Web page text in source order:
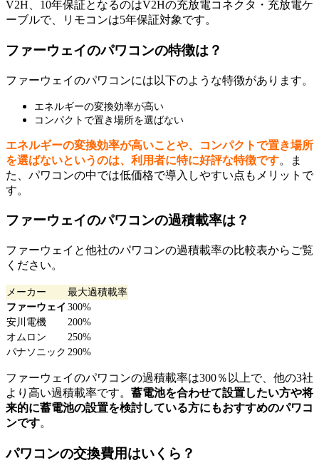
V2H、10年保証となるのはV2Hの充放電コネクタ・充放電ケ
ーブルで、リモコンは5年保証対象です。
ファーウェイのパワコンの特徴は？
ファーウェイのパワコンには以下のような特徴があります。
エネルギーの変換効率が高い
コンパクトで置き場所を選ばない
エネルギーの変換効率が高いことや、コンパクトで置き場所
を選ばないというのは、利用者に特に好評な特徴です。ま
た、パワコンの中では低価格で導入しやすい点もメリットで
す。
ファーウェイのパワコンの過積載率は？
ファーウェイと他社のパワコンの過積載率の比較表からご覧
ください。
メーカー
最大過積載率
ファーウェイ 300%
安川電機
200%
オムロン
250%
パナソニック 290%
ファーウェイのパワコンの過積載率は300％以上で、他の3社
より高い過積載率です。 蓄電池を合わせて設置したい方や将
来的に蓄電池の設置を検討している方にもおすすめのパワコ
ンです。
パワコンの交換費用はいくら？